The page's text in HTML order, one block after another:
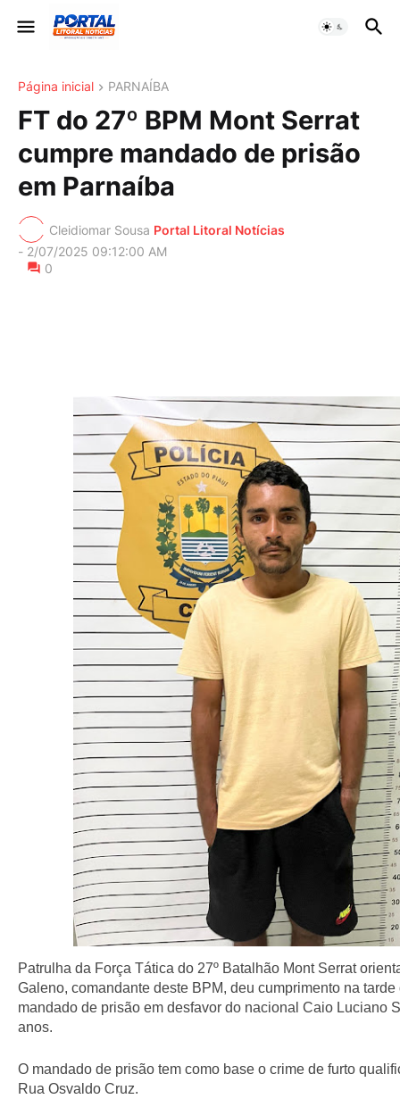
Página inicial PARNAÍBA
FT do 27º BPM Mont Serrat
cumpre mandado de prisão
em Parnaíba
Cleidiomar Sousa Portal Litoral Notícias
- 2/07/2025 09:12:00 AM
0
Patrulha da Força Tática do 27º Batalhão Mont Serrat
Galeno, comandante deste BPM, deu cumprimento na
mandado de prisão em desfavor do nacional Caio Luciano
anos.
O mandado de prisão tem como base o crime de furto
Rua Osvaldo Cruz.